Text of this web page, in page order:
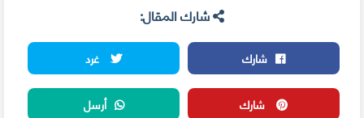
شارك المقال:
شارك
غرد
شارك
أرسل